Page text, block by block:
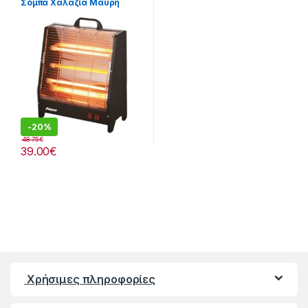
Σόμπα Χαλαζία Μαύρη
-20%
39.00€
48.75€
Χρήσιμες πληροφορίες